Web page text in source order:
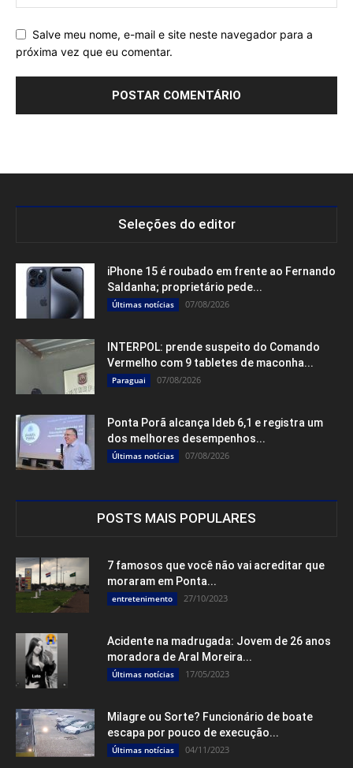
Salve meu nome, e-mail e site neste navegador para a
próxima vez que eu comentar.
Seleções do editor
iPhone 15 é roubado em frente ao Fernando
Saldanha; proprietário pede...
Últimas notícias 07/08/2026
INTERPOL: prende suspeito do Comando
Vermelho com 9 tabletes de maconha...
Paraguai 07/08/2026
Ponta Porã alcança Ideb 6,1 e registra um
dos melhores desempenhos...
Últimas notícias 07/08/2026
POSTS MAIS POPULARES
7 famosos que você não vai acreditar que
moraram em Ponta...
entretenimento 27/10/2023
Acidente na madrugada: Jovem de 26 anos
moradora de Aral Moreira...
Últimas notícias 17/05/2023
Milagre ou Sorte? Funcionário de boate
escapa por pouco de execução...
Últimas notícias 04/11/2023